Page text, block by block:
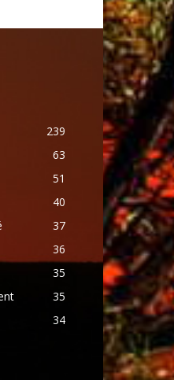
239
63
51
40
37
36
35
35
34